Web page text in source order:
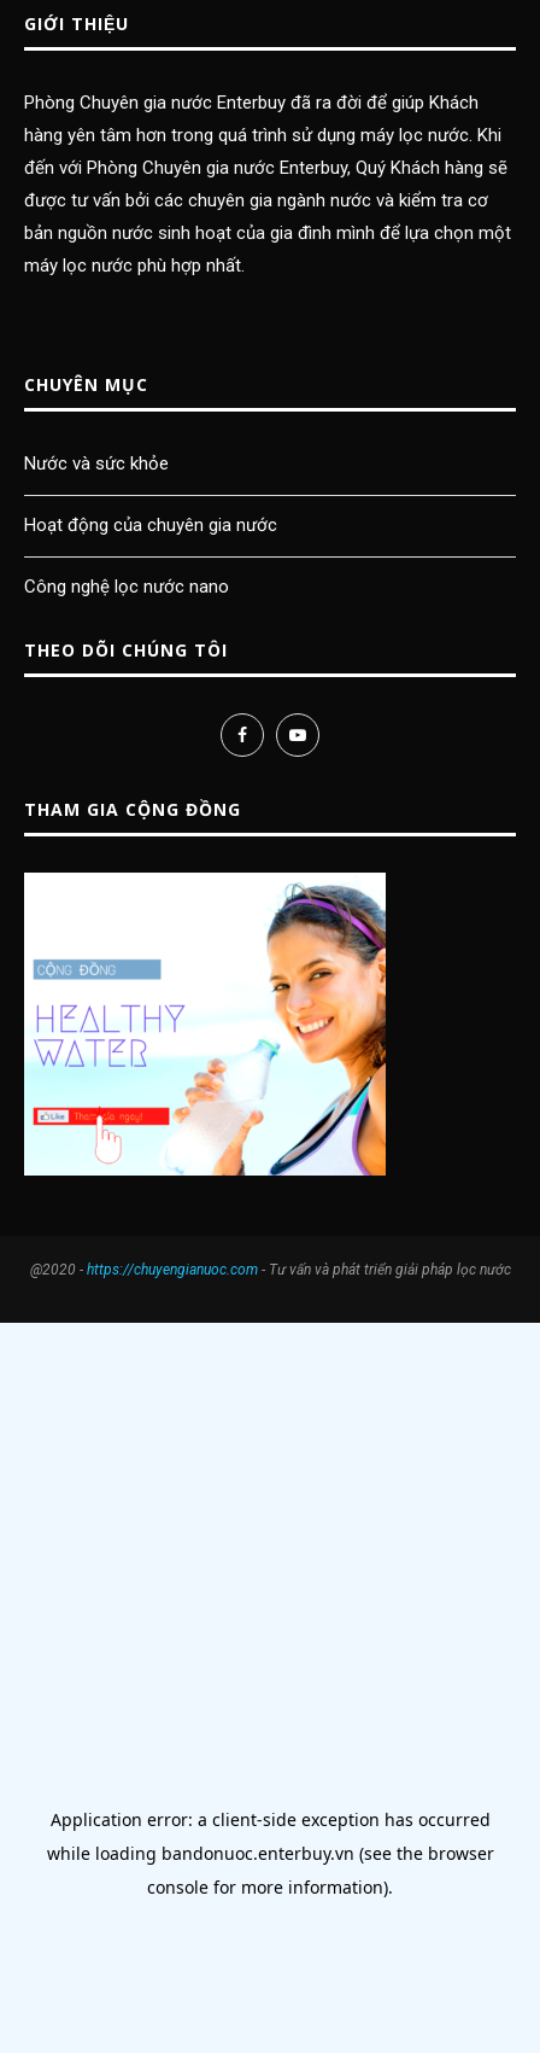
GIỚI THIỆU
Phòng Chuyên gia nước Enterbuy đã ra đời để giúp Khách
hàng yên tâm hơn trong quá trình sử dụng máy lọc nước. Khi
đến với Phòng Chuyên gia nước Enterbuy, Quý Khách hàng sẽ
được tư vấn bởi các chuyên gia ngành nước và kiểm tra cơ
bản nguồn nước sinh hoạt của gia đình mình để lựa chọn một
máy lọc nước phù hợp nhất.
CHUYÊN MỤC
Nước và sức khỏe
Hoạt động của chuyên gia nước
Công nghệ lọc nước nano
THEO DÕI CHÚNG TÔI
THAM GIA CỘNG ĐỒNG
@2020 - https://chuyengianuoc.com- Tư vấn và phát triển giải pháp lọc nước